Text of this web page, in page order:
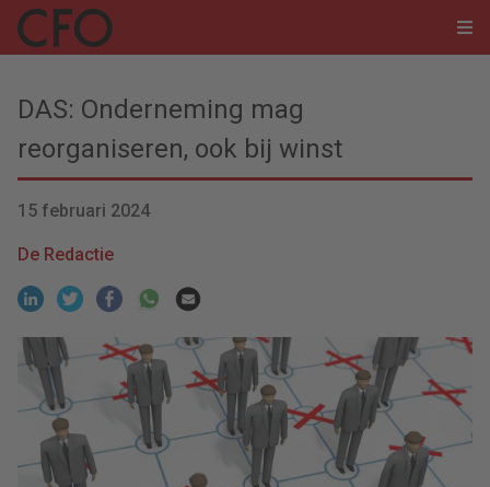
DAS: Onderneming mag
reorganiseren, ook bij winst
15 februari 2024
De Redactie